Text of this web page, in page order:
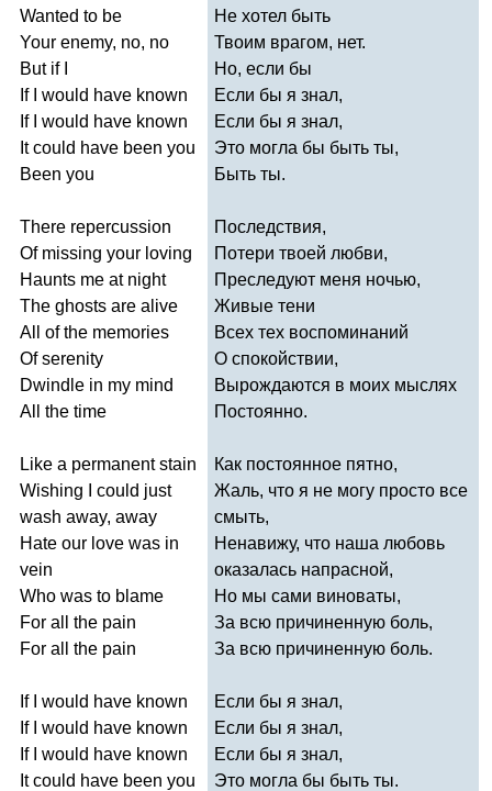
Wanted to be
Your enemy, no, no
But if
If
would have known
If
would have known
It could have been you
Been you
There repercussion
Of missing your loving
Haunts me at night
The ghosts are alive
All
of the memories
Of serenity
Dwindle in my mind
All
the time
Like a permanent stain
Wishing
could just
wash away, away
Hate our love was in
vein
Who was to blame
For all the pain
For all the pain
If would have known
If
would have known
If
would have known
It could have been you
Не хотел быть
Твоим врагом, нет.
Но, если бы
Если бы я знал,
Если бы я знал,
Это могла бы быть ты,
Быть ты.
Последствия,
Потери твоей любви,
Преследуют меня ночью,
Живые тени
Всех тех воспоминаний
О спокойствии,
Вырождаются в моих мыслях
Постоянно.
Как постоянное пятно,
Жаль, что я не могу просто все
смыть,
Ненавижу, что наша любовь
оказалась напрасной,
Но мы сами виноваты,
За всю причиненную боль,
За всю причиненную боль.
Если бы я знал,
Если бы я знал,
Если бы я знал,
Это могла бы быть ты.